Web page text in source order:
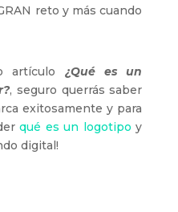
reto y más cuando
artículo ¿Qué es un
, seguro querrás saber
exitosamente y para
qué es un logotipo y
digital!